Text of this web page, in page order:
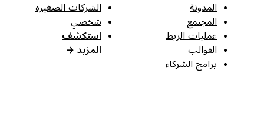
المدونة
المجتمع
عمليات الربط
القوالب
برامج الشركاء
الشركات الصغيرة
شخصي
استكشف
المزيد →